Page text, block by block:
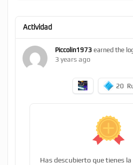
Actividad
Piccolin1973 earned the
3 years ago
20
Has descubierto que tienes